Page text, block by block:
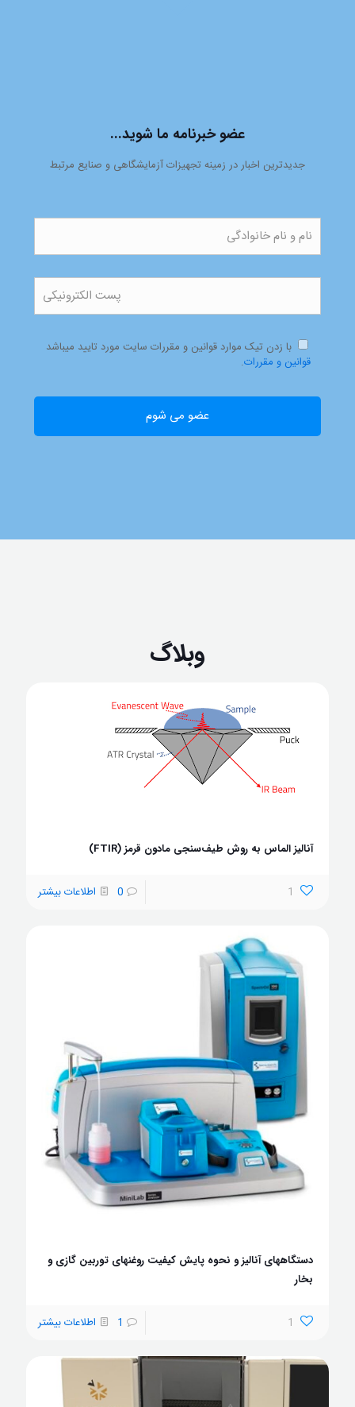
عضو خبرنامه ما شوید...
جدیدترین اخبار در زمینه تجهیزات آزمایشگاهی و صنایع مرتبط
با زدن تیک موارد قوانین و مقررات سایت مورد تایید میباشد
قوانین و مقررات.
وبلاگ
آنالیز الماس به روش طیف‌سنجی مادون قرمز (FTIR)
1
0 اطلاعات بیشتر
دستگاههای آنالیز و نحوه پایش کیفیت روغنهای توربین گازی و
بخار
1
1 اطلاعات بیشتر